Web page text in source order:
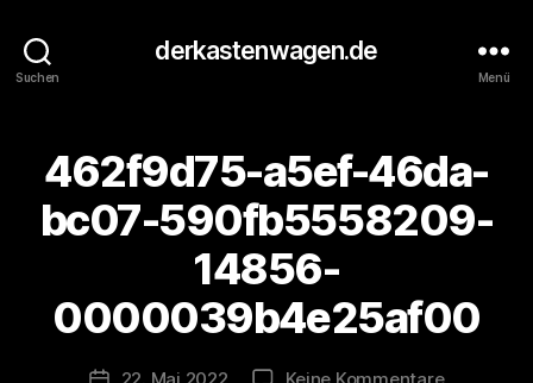
Suchen
derkastenwagen.de
Menü
462f9d75-a5ef-46da-
bc07-590fb5558209-
14856-
0000039b4e25af00
Beitragsautor
V
o
n
d
e
r
K
a
zu